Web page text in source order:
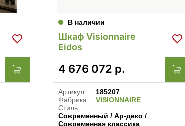
В наличии
Шкаф Visionnaire
Eidos
4 676 072 р.
Артикул
185207
Фабрика
VISIONNAIRE
Стиль
Современный / Ар-деко /
Современная классика